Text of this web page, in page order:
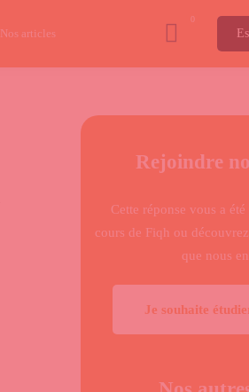
Nos articles
Rejoindre
Cette réponse vous a
cours de Fiqh ou
que nous
Je souhaite